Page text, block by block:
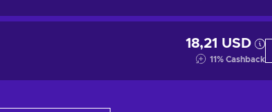
18,21 USD
11% Cashback